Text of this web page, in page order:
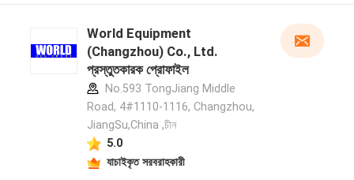
World Equipment
(Changzhou) Co., Ltd.
প্রস্তুতকারক প্রোফাইল
No.593 TongJiang Middle
Road, 4#1110-1116, Changzhou,
JiangSu,China ,চীন
5.0
যাচাইকৃত সরবরাহকারী